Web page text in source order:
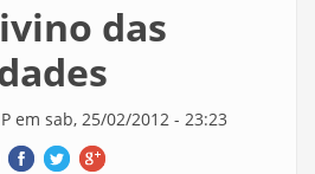
das
em sab, 25/02/2012 - 23:23